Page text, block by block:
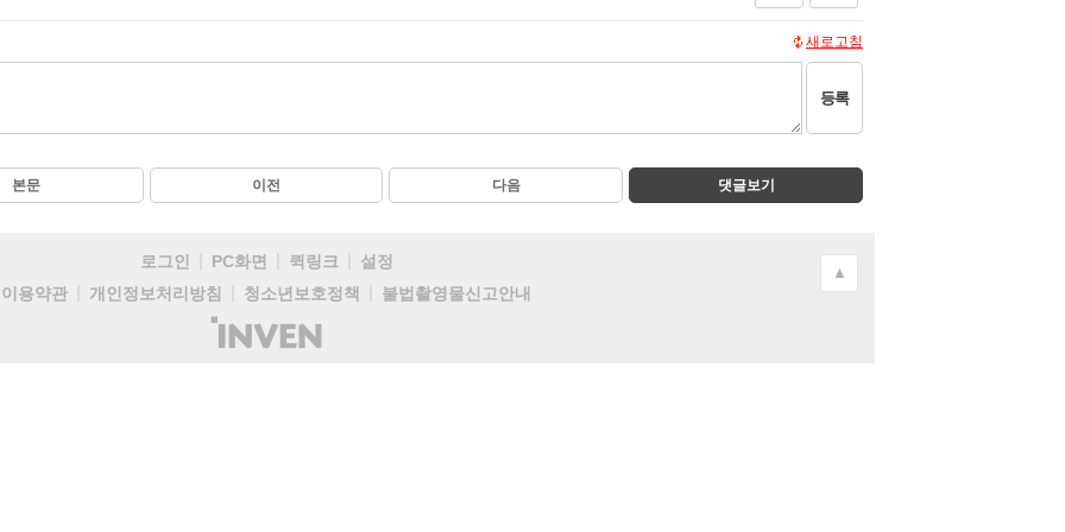
새로고침
등록
본문 이전 다음 댓글보기
로그인 PC화면 퀵링크
설정
이용약관
개인정보처리방침 청소년보호정책
불법촬영물신고안내
(주)
인
▲